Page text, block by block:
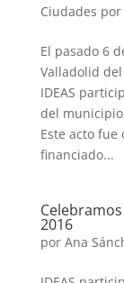
Ciudades
El pasado 6
Valladolid
IDEAS
del
Este acto
financiado...
2016
por Ana